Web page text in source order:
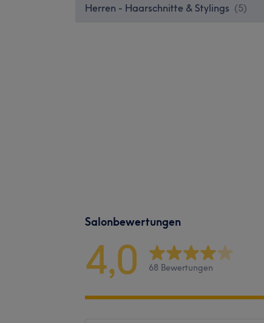
Herren - Haarschnitte & Stylings (5)
Salonbewertungen
4,0 68 Bewertungen